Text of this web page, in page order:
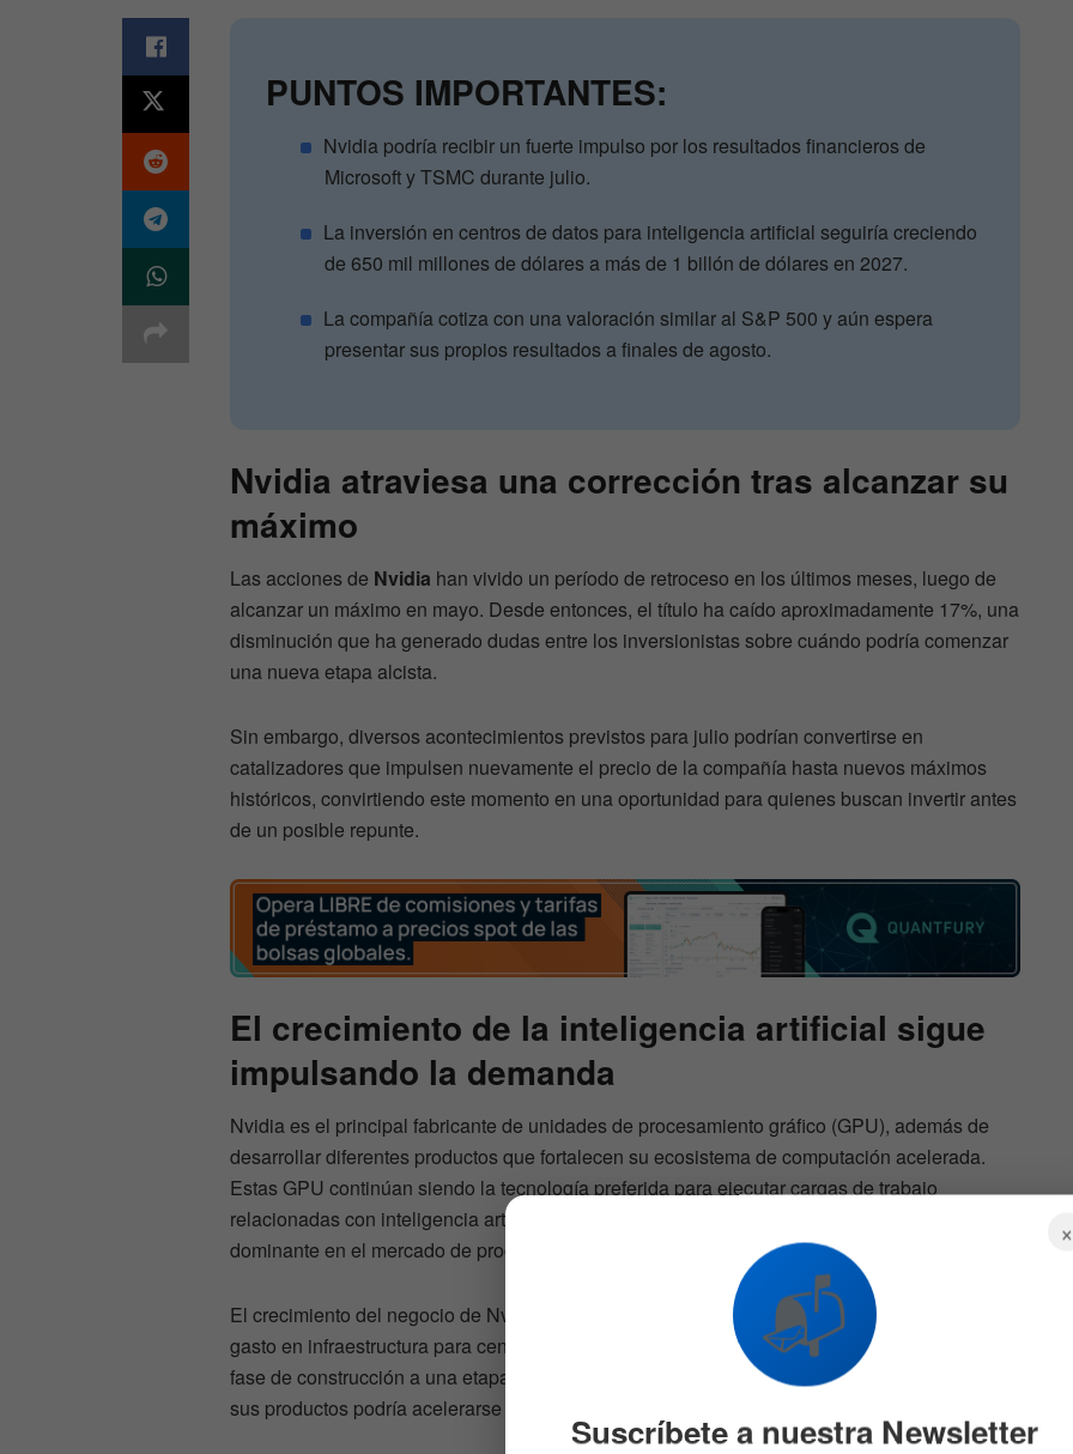
PUNTOS IMPORTANTES:
Nvidia podría recibir un fuerte impulso por los resultados financieros de
Microsoft y TSMC durante julio.
La inversión en centros de datos para inteligencia artificial seguiría creciendo
de 650 mil millones de dólares a más de 1 billón de dólares en 2027.
La compañía cotiza con una valoración similar al S&P 500 y aún espera
presentar sus propios resultados a finales de agosto.
Nvidia atraviesa una corrección tras alcanzar su
máximo
Las acciones de Nvidia han vivido un período de retroceso en los últimos meses, luego de
alcanzar un máximo en mayo. Desde entonces, el título ha caído aproximadamente 17%, una
disminución que ha generado dudas entre los inversionistas sobre cuándo podría comenzar
una nueva etapa alcista.
Sin embargo, diversos acontecimientos previstos para julio podrían convertirse en
catalizadores que impulsen nuevamente el precio de la compañía hasta nuevos máximos
históricos, convirtiendo este momento en una oportunidad para quienes buscan invertir antes
de un posible repunte.
El crecimiento de la inteligencia artificial sigue
impulsando la demanda
Nvidia es el principal fabricante de unidades de procesamiento gráfico (GPU), además de
desarrollar diferentes productos que fortalecen su ecosistema de computación acelerada.
Estas GPU continúan siendo la tecnología preferida para ejecutar cargas de trabajo
relacionadas con inteligencia artificial, mientras la empresa mantiene una posición
dominante en el mercado de procesadores utilizados en centros de datos.
El crecimiento del negocio de Nvidia mantiene una estrecha relación con el incremento del
gasto en infraestructura para centros de datos. A medida que estas instalaciones pasan de la
fase de construcción a una etapa enfocada en capacidad de procesamiento, la demanda por
sus productos podría acelerarse aún más.
×
📬
Suscríbete a nuestra Newsletter